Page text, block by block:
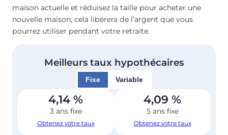
maison actuelle et réduisez la taille pour acheter une
nouvelle maison, cela libérera de l’argent que vous
pourrez utiliser pendant votre retraite.
Meilleurs taux hypothécaires
Fixe Variable
4,14 %
3 ans fixe
Obtenez votre taux
4,09 %
5 ans fixe
Obtenez votre taux